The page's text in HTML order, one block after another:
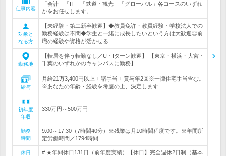
仕事内容
「会計」「IT」「鉄道・観光」「グローバル」各コースのいずれ
かをお任せします。
対象と
なる方
【未経験・第二新卒歓迎】◆教員免許・教員経験・学校法人での
勤務経験は不問◆学生と一緒に成長したいという方は大歓迎◎前
職の経験や資格が活かせる
勤務地
【転居を伴う転勤なし／U・Iターン歓迎】 【東京・横浜・大宮・
千葉のいずれかのキャンパスに勤務】…
給与
月給21万3,400円以上 + 諸手当 + 賞与年2回※一律住宅手当含む。
※あなたの年齢・経験を考慮の上、決定します…
初年度
年収
330万円～500万円
勤務
時間
9:00～17:30（7時間40分）※残業は月10時間程度です。※年間所
定労働時間／1794時間
休日
# ★年間休日131日（前年度実績）【休日】完全週休2日制（基本